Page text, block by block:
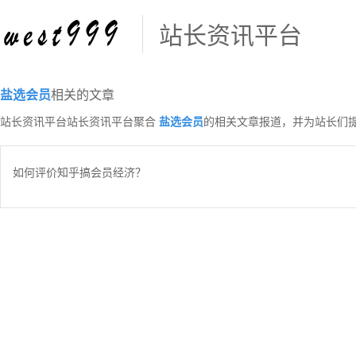
站长资讯平台
盐选会员相关的文章
站长资讯平台站长资讯平台聚合 盐选会员的相关文章报道，并为站长们
如何评价知乎搞会员经济？